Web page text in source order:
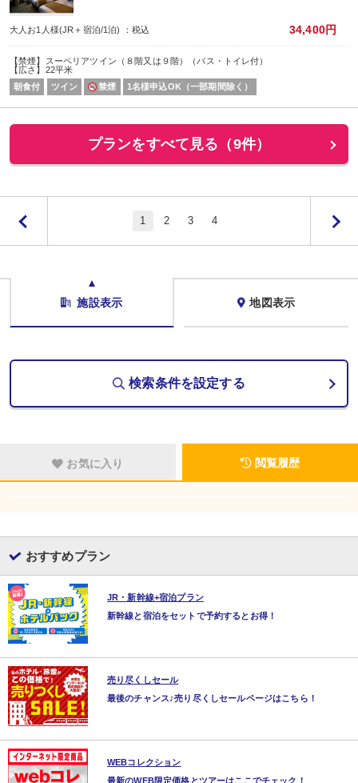
大人お1人様(JR＋宿泊/1泊) ：税込 34,400円
【禁煙】スーペリアツイン（８階又は９階）（バス・トイレ付）
【広さ】22平米
朝食付
ツイン 禁煙 1名様申込OK（一部期間除く）
プランをすべて見る（9件）
1 2 3 4
施設表示 地図表示
検索条件を設定する
お気に入り 閲覧履歴
おすすめプラン
JR・新幹線+宿泊プラン
新幹線と宿泊をセットで予約するとお得！
売り尽くしセール
最後のチャンス♪売り尽くしセールページはこちら！
WEBコレクション
最新のWEB限定価格とツアーはここでチェック！